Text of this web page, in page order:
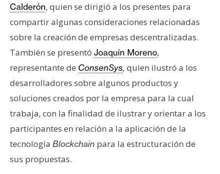
A
n
á
l
i
i
s
N
o
t
Calderón, quien se dirigió a los presentes para
compartir algunas consideraciones relacionadas
sobre la creación de empresas descentralizadas.
También se presentó Joaquín Moreno,
representante de ConsenSys, quien ilustró a los
desarrolladores sobre algunos productos y
soluciones creados por la empresa para la cual
trabaja, con la finalidad de ilustrar y orientar a los
participantes en relación a la aplicación de la
tecnología Blockchain para la estructuración de
sus propuestas.